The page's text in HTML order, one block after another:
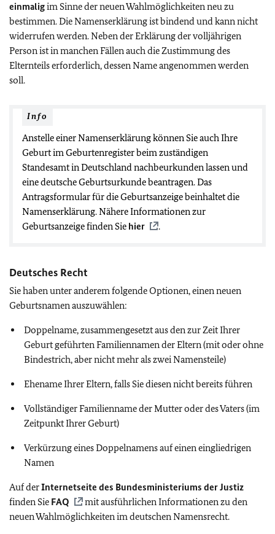
einmaligim Sinne der neuen Wahlmöglichkeiten neu zu
bestimmen. Die Namenserklärung ist bindend und kann nicht
widerrufen werden. Neben der Erklärung der volljährigen
Person ist in manchen Fällen auch die Zustimmung des
Elternteils erforderlich, dessen Name angenommen werden
soll.
Info
Anstelle einer Namenserklärung können Sie auch Ihre
Geburt im Geburtenregister beim zuständigen
Standesamt in Deutschland nachbeurkunden lassen und
eine deutsche Geburtsurkunde beantragen. Das
Antragsformular für die Geburtsanzeige beinhaltet die
Namenserklärung. Nähere Informationen zur
Geburtsanzeige finden Sie hier .
Deutsches Recht
Sie haben unter anderem folgende Optionen, einen neuen
Geburtsnamen auszuwählen:
Doppelname, zusammengesetzt aus den zur Zeit Ihrer
Geburt geführten Familiennamen der Eltern (mit oder ohne
Bindestrich, aber nicht mehr als zwei Namensteile)
Ehename Ihrer Eltern, falls Sie diesen nicht bereits führen
Vollständiger Familienname der Mutter oder des Vaters (im
Zeitpunkt Ihrer Geburt)
Verkürzung eines Doppelnamens auf einen eingliedrigen
Namen
Auf derInternetseite des Bundesministeriums der Justiz
finden Sie FAQ
mit ausführlichen Informationen zu den
neuen Wahlmöglichkeiten im deutschen Namensrecht.